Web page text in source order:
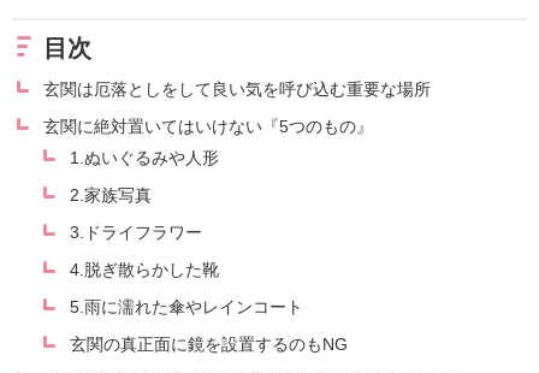
目次
玄関は厄落としをして良い気を呼び込む重要な場所
玄関に絶対置いてはいけない『5つのもの』
1.ぬいぐるみや人形
2.家族写真
3.ドライフラワー
4.脱ぎ散らかした靴
5.雨に濡れた傘やレインコート
玄関の真正面に鏡を設置するのもNG